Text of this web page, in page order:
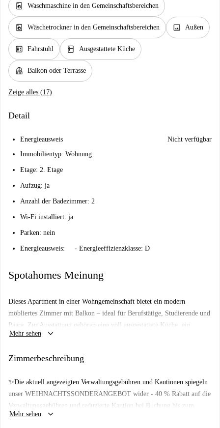
local_laundry_service Waschmaschine in den Gemeinschaftsbereichen
local_laundry_service Wäschetrockner in den Gemeinschaftsbereichen image Außen
elevator Fahrstuhl kitchen Ausgestattete Küche
balcony Balkon oder Terrasse
Zeige alles (17)
Detail
Energieausweis
Nicht verfügbar
Immobilientyp: Wohnung
Etage: 2. Etage
Aufzug: ja
Anzahl der Badezimmer: 2
Wi-Fi installiert: ja
Parken: nein
Energieausweis: - Energieeffizienzklasse: D
Spotahomes Meinung
Dieses Apartment in einer Wohngemeinschaft bietet ein modern
möbliertes Zimmer mit Balkon – ideal für Berufstätige, Studierende und
Paare. Zur Ausstattung gehören eine voll ausgestattete Küche, ein
Geschirrspüler und eine Waschmaschine. Das Apartment ist barrierefrei
ist vorhanden. Dieses Angebot wurde von Spotahome geprüft.
nur wenige Gehminuten von Sehenswürdigkeiten und
Agostino Bertani sind in der Nähe, ebenso wie diverse Restaurants und
Mehr sehen keyboard_arrow_down
Zimmerbeschreibung
✨Die aktuell angezeigten Verwaltungsgebühren und Kautionen spiegeln
unser WEIHNACHTSSONDERANGEBOT wider - 40 % Rabatt auf die
Verwaltungsgebühren und reduzierte Kaution bei Buchung bis zum
25.12.2024✨
Mehr sehen keyboard_arrow_down